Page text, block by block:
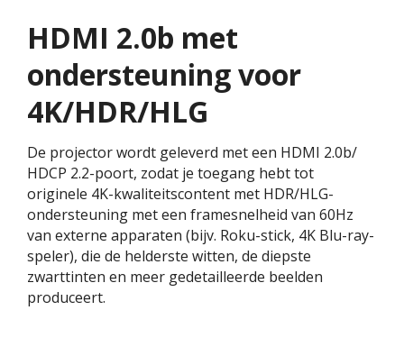
HDMI 2.0b met
ondersteuning voor
4K/HDR/HLG
De projector wordt geleverd met een HDMI 2.0b/
HDCP 2.2-poort, zodat je toegang hebt tot
originele 4K-kwaliteitscontent met HDR/HLG-
ondersteuning met een framesnelheid van 60Hz
van externe apparaten (bijv. Roku-stick, 4K Blu-ray-
speler), die de helderste witten, de diepste
zwarttinten en meer gedetailleerde beelden
produceert.